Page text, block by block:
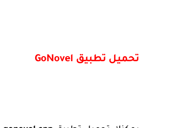
تحميل تطبيق GoNovel